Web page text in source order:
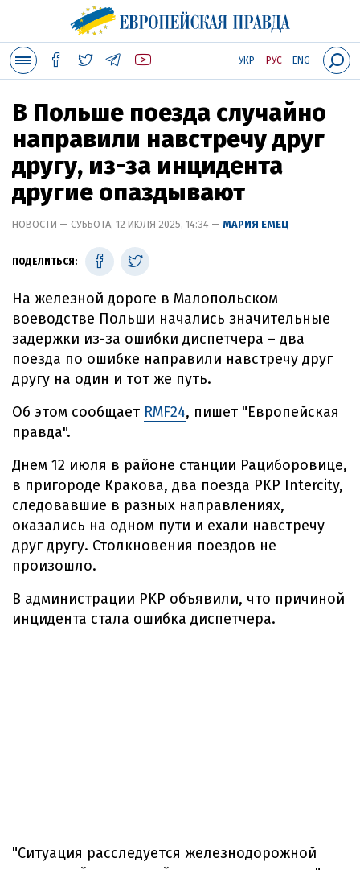
УКР РУС ENG
В Польше поезда случайно
направили навстречу друг
другу, из-за инцидента
другие опаздывают
НОВОСТИ — СУББОТА, 12 ИЮЛЯ 2025, 14:34 — МАРИЯ ЕМЕЦ
ПОДЕЛИТЬСЯ:
На железной дороге в Малопольском
воеводстве Польши начались значительные
задержки из-за ошибки диспетчера – два
поезда по ошибке направили навстречу друг
другу на один и тот же путь.
Об этом сообщает RMF24, пишет "Европейская
правда".
Днем 12 июля в районе станции Рациборовице,
в пригороде Кракова, два поезда PKP Intercity,
следовавшие в разных направлениях,
оказались на одном пути и ехали навстречу
друг другу. Столкновения поездов не
произошло.
В администрации PKP объявили, что причиной
инцидента стала ошибка диспетчера.
"Ситуация расследуется железнодорожной